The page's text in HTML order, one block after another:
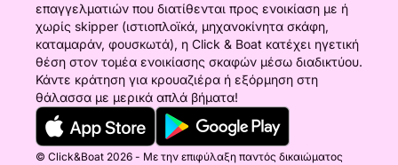
επαγγελματιών που διατίθενται προς ενοικίαση με ή
χωρίς skipper (ιστιοπλοϊκά, μηχανοκίνητα σκάφη,
καταμαράν, φουσκωτά), η Click & Boat κατέχει ηγετική
θέση στον τομέα ενοικίασης σκαφών μέσω διαδικτύου.
Κάντε κράτηση για κρουαζιέρα ή εξόρμηση στη
θάλασσα με μερικά απλά βήματα!
© Click&Boat 2026 - Με την επιφύλαξη παντός δικαιώματος